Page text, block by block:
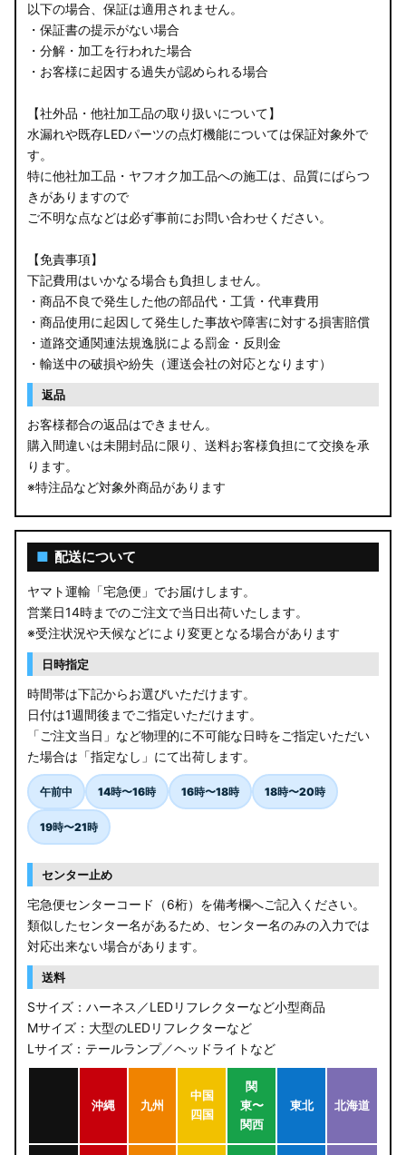
以下の場合、保証は適用されません。
・保証書の提示がない場合
・分解・加工を行われた場合
・お客様に起因する過失が認められる場合
【社外品・他社加工品の取り扱いについて】
水漏れや既存LEDパーツの点灯機能については保証対象外で
す。
特に他社加工品・ヤフオク加工品への施工は、品質にばらつ
きがありますので
ご不明な点などは必ず事前にお問い合わせください。
【免責事項】
下記費用はいかなる場合も負担しません。
・商品不良で発生した他の部品代・工賃・代車費用
・商品使用に起因して発生した事故や障害に対する損害賠償
・道路交通関連法規逸脱による罰金・反則金
・輸送中の破損や紛失（運送会社の対応となります）
返品
お客様都合の返品はできません。
購入間違いは未開封品に限り、送料お客様負担にて交換を承
ります。
※特注品など対象外商品があります
■ 配送について
ヤマト運輸「宅急便」でお届けします。
営業日14時までのご注文で当日出荷いたします。
※受注状況や天候などにより変更となる場合があります
日時指定
時間帯は下記からお選びいただけます。
日付は1週間後までご指定いただけます。
「ご注文当日」など物理的に不可能な日時をご指定いただい
た場合は「指定なし」にて出荷します。
午前中 14時〜16時 16時〜18時 18時〜20時
19時〜21時
センター止め
宅急便センターコード（6桁）を備考欄へご記入ください。
類似したセンター名があるため、センター名のみの入力では
対応出来ない場合があります。
送料
Sサイズ：ハーネス／LEDリフレクターなど小型商品
Mサイズ：大型のLEDリフレクターなど
Lサイズ：テールランプ／ヘッドライトなど
沖縄 九州
中国
四国
関
東〜
関西
東北 北海道